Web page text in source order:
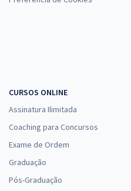
CURSOS ONLINE
Assinatura Ilimitada
Coaching para Concursos
Exame de Ordem
Graduação
Pós-Graduação